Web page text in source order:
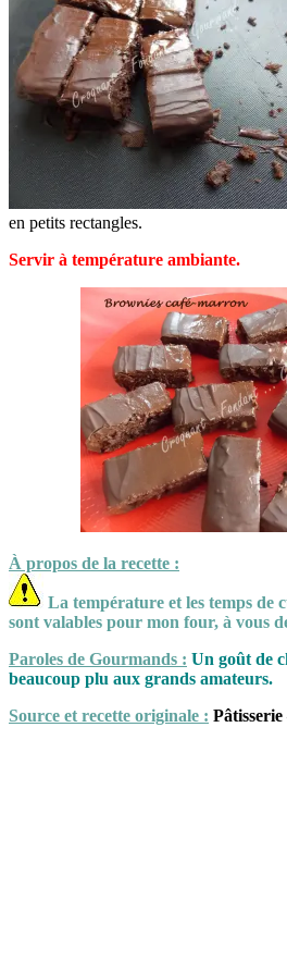
en petits rectangles.
Servir à température ambiante.
À propos de la recette :
La température et les temps de
sont valables pour mon four, à vous
Paroles de Gourmands : Un goût de
beaucoup plu aux grands amateurs.
Source et recette originale :